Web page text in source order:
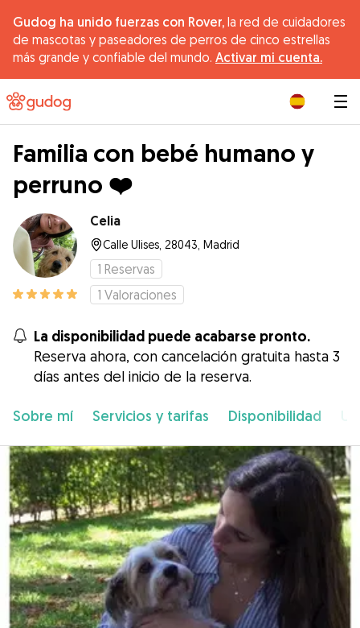
Gudog ha unido fuerzas con Rover, la red de cuidadores
de mascotas y paseadores de perros de cinco estrellas
más grande y confiable del mundo. Activar mi cuenta.
Familia con bebé humano y
perruno ❤️
Celia
Calle Ulises, 28043, Madrid
1 Reservas
1 Valoraciones
La disponibilidad puede acabarse pronto.
Reserva ahora, con cancelación gratuita hasta 3
días antes del inicio de la reserva.
Sobre mí Servicios y tarifas Disponibilidad